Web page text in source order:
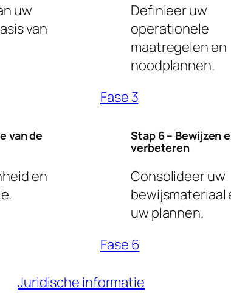
uw
van
Definieer uw
operationele
maatregelen en
noodplannen.
Fase 3
van de
en
Stap 6 – Bewijzen
verbeteren
Consolideer uw
bewijsmateriaal
uw plannen.
Fase 6
Juridische informatie